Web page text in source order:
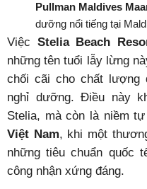
Pullman Maldives
dưỡng nổi tiếng tại
Việc Stelia Beach
những tên tuổi lẫy lừng
chối cãi cho chất lượng
nghỉ dưỡng. Điều này
Stelia, mà còn là niềm
Việt Nam, khi một
những tiêu chuẩn quốc
công nhận xứng đáng.